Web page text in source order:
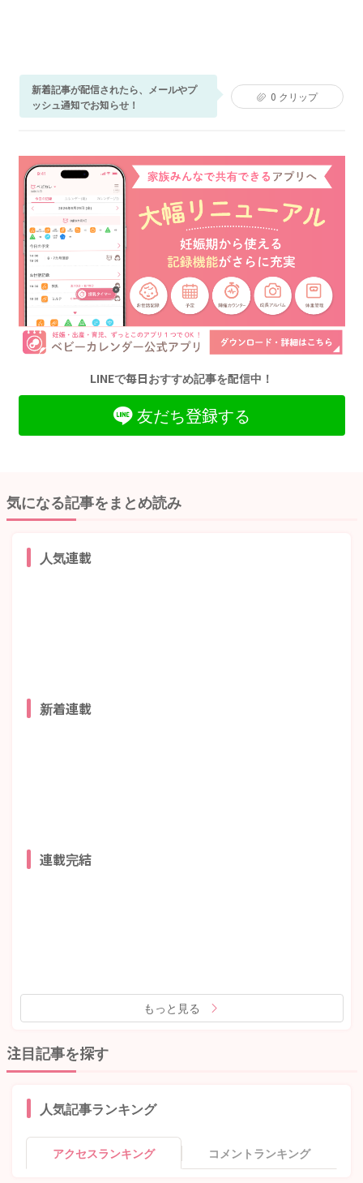
新着記事が配信されたら、メールやプ
ッシュ通知でお知らせ！
0 クリップ
LINEで毎日おすすめ記事を配信中！
友だち登録する
気になる記事をまとめ読み
人気連載
新着連載
連載完結
もっと見る
注目記事を探す
人気記事ランキング
アクセスランキング コメントランキング